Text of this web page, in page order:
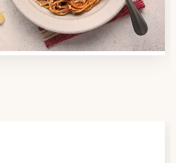
einen Überblick über die